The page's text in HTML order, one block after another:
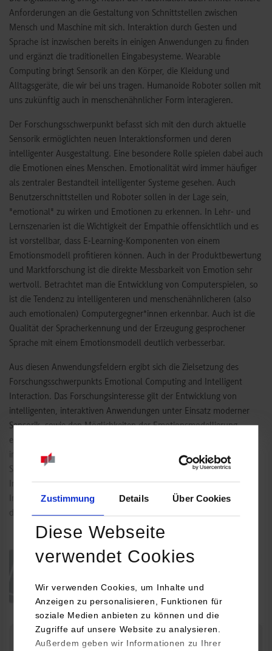
Zustimmung Details Über Cookies
Diese Webseite
verwendet Cookies
Wir verwenden Cookies, um Inhalte und
Anzeigen zu personalisieren, Funktionen für
soziale Medien anbieten zu können und die
Zugriffe auf unsere Website zu analysieren.
Außerdem geben wir Informationen zu Ihrer
Anforderungen an die Gestaltung von Schnittstellen zwischen
Mensch und Maschine mit sich. Interaktion durch Gesten und
Sprache ist inzwischen bereits in einigen Anwendungen zu finden
und ergänzt die traditionellen Eingabesysteme. Wearable
Computing bringt Sensorik an den Körper, die Kleidung und
Alltagsgeräte, die wir bei uns tragen. Humanoide Roboter sollen mit
uns zukünftig auch in menschenähnlicher Form interagieren.
Der Forschungsschwerpunkt befasst sich mit den durch aktuelle
Sensorik ermöglichten neuen Interaktionsformen und deren
intelligenter Ausgestaltung. Eine besondere Rolle spielen dabei auch
die Emotionen eines Menschen. Emotionalität wird immer häufiger
als zentraler Bestandteil intelligenter Systeme gesehen. Auch
Benutzerschnittstellen und Roboter sollen in der Lage sein,
"emotional" zu wirken und Emotionen zu erkennen. In Lehr- und
Lernszenarien ist die Wichtigkeit der Empathie offensichtlich und es
ist vorstellbar, dass E-Learning-Komponenten von einem
Emotionsmodell profitieren können. Auch in der Produktbewertung
und Marktforschung ist die direkte Messbarkeit von Emotion sehr
wertvoll. Betrachtet man die Entwicklung von Computerspielen, so
ist die Tendenz zu intelligenteren und menschenähnlicheren (also
auch emotionalen) Computergegner*innen erkennbar. Auch ist die
Qualität der Spracherkennung und der Erzeugung gesprochener
Sprache mit einem Emotionsmodell deutlich verbesserbar.
Aus diesen Anwendungsfeldern ergibt sich die Zielsetzung des
Forschungsschwerpunkts Emotional Computing and Intelligent
Interaction. Das Forschungsinteresse gilt der Entwicklung von
intelligenten, interaktiven Anwendungen unter Einsatz moderner
Sensorik, sowie den Möglichkeiten der Emotionsmodellierung, -
erkennung und -darstellung. Die Anwendungen werden
insbesondere durch die im Studium erworbenen Kenntnisse in der
Signal- und Bildverarbeitung, den Methoden der Künstlichen
Intelligenz, der wissensbasierten und lernenden Systeme sowie der
Interaktiven Systeme gestützt. Viele Projekte entstehen im Rahmen
des Studiums als studentische Forschung.